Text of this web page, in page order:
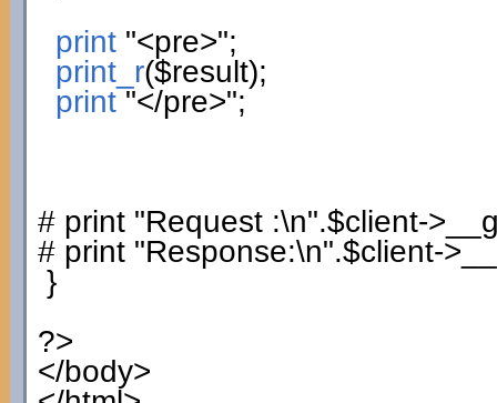
print "<pre>";
print_r($result);
print "</pre>";
# print "Request :\n".$client-
# print "Response:\n".$client-
}
?>
</body>